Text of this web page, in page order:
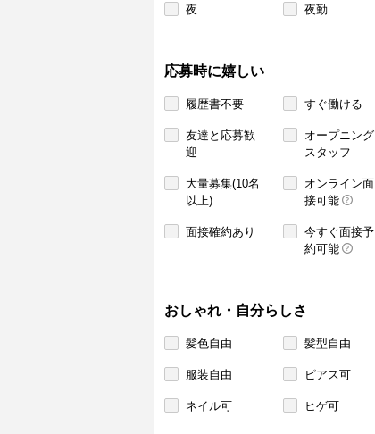
夜 夜勤
応募時に嬉しい
履歴書不要 すぐ働ける
友達と応募歓
迎
オープニング
スタッフ
大量募集(10名
以上)
オンライン面
接可能
面接確約あり
今すぐ面接予
約可能
おしゃれ・自分らしさ
髪色自由 髪型自由
服装自由 ピアス可
ネイル可 ヒゲ可